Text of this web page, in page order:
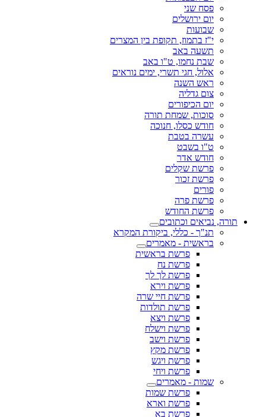
פסח שני
יום ירושלים
שבועות
י"ז בתמוז, תקופת בין המצרים
תשעה באב
שבת נחמו, ט"ו באב
אלול, חגי תשרי, ימים נוראים
ראש השנה
צום גדליה
יום הכיפורים
סוכות, שמחת תורה
חודש כסלו, חנוכה
עשרה בטבת
ט"ו בשבט
חודש אדר
פרשת שקלים
פרשת זכור
פורים
פרשת פרה
פרשת החודש
תורה, נביאים וכתובים
תנ"ך - כללי, ביקורת המקרא
בראשית - מאמרים
פרשת בראשית
פרשת נח
פרשת לך לך
פרשת וירא
פרשת חיי שרה
פרשת תולדות
פרשת ויצא
פרשת וישלח
פרשת וישב
פרשת מקץ
פרשת ויגש
פרשת ויחי
שמות - מאמרים
פרשת שמות
פרשת וארא
פרשת בא